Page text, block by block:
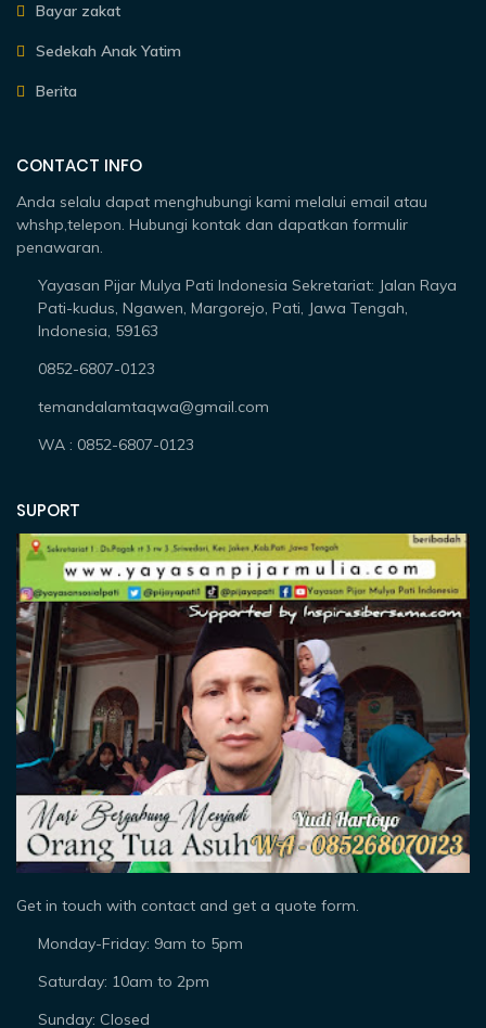
Bayar zakat
Sedekah Anak Yatim
Berita
CONTACT INFO
Anda selalu dapat menghubungi kami melalui email atau
whshp,telepon. Hubungi kontak dan dapatkan formulir
penawaran.
Yayasan Pijar Mulya Pati Indonesia Sekretariat: Jalan Raya
Pati-kudus, Ngawen, Margorejo, Pati, Jawa Tengah,
Indonesia, 59163
0852-6807-0123
temandalamtaqwa@gmail.com
WA : 0852-6807-0123
SUPORT
Get in touch with contact and get a quote form.
Monday-Friday: 9am to 5pm
Saturday: 10am to 2pm
Sunday: Closed